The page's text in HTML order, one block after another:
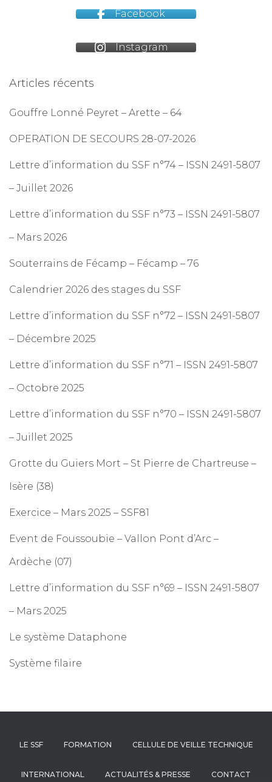
Facebook
Instagram
Articles récents
Gouffre Lonné Peyret – Arette – 64
OPERATION DE SECOURS 28-07-2026
Lettre d’information du SSF n°74 – ISSN 2491-5807
– Juillet 2026
Lettre d’information du SSF n°73 – ISSN 2491-5807
– Mars 2026
Souterrains de Fécamp – Fécamp – 76
Calendrier 2026 des stages du SSF
Lettre d’information du SSF n°72 – ISSN 2491-5807
– Décembre 2025
Lettre d’information du SSF n°71 – ISSN 2491-5807
– Octobre 2025
Lettre d’information du SSF n°70 – ISSN 2491-5807
– Juillet 2025
Grotte du Guiers Mort – St Pierre de Chartreuse –
Isère (38)
Exercice – Mars 2025 – SSF81
Event de Foussoubie – Vallon Pont d’Arc –
Ardèche (07)
Lettre d’information du SSF n°69 – ISSN 2491-5807
– Mars 2025
Le système Dataphone
Système filaire
LE SSF FORMATION CELLULE DE VEILLE TECHNIQUE
INTERNATIONAL ACTUALITÉS & PRESSE CONTACT